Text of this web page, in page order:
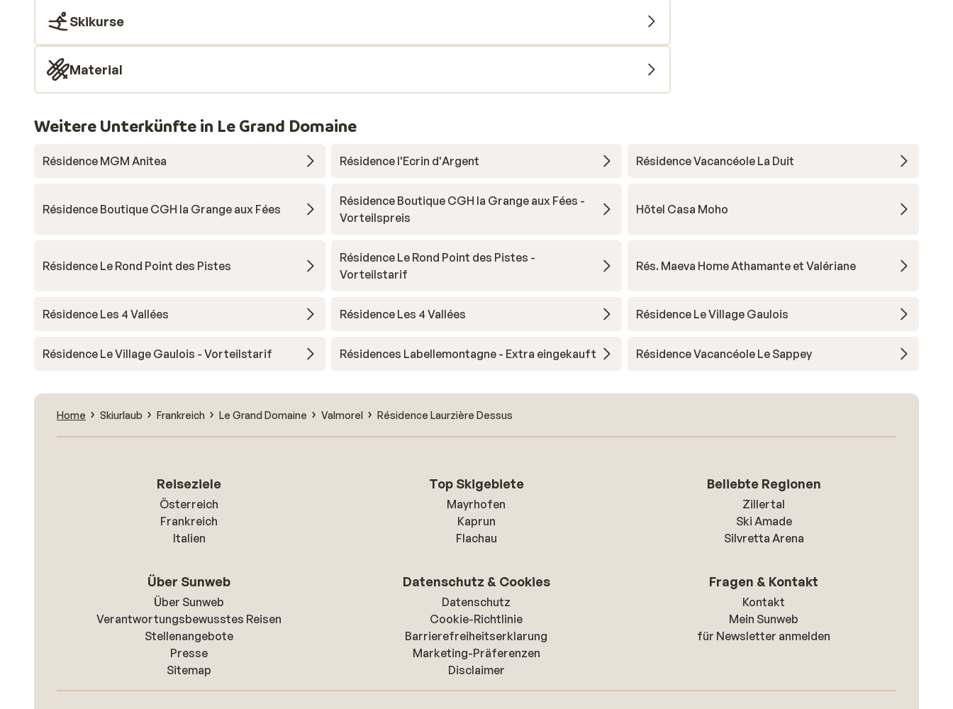
Skikurse
Material
Weitere Unterkünfte in Le Grand Domaine
Résidence MGM Anitea Résidence l'Ecrin d'Argent Résidence Vacancéole La Duit
Résidence Boutique CGH la Grange aux Fées
Résidence Boutique CGH la Grange aux Fées -
Vorteilspreis
Hôtel Casa Moho
Résidence Le Rond Point des Pistes
Résidence Le Rond Point des Pistes -
Vorteilstarif
Rés. Maeva Home Athamante et Valériane
Résidence Les 4 Vallées Résidence Les 4 Vallées Résidence Le Village Gaulois
Résidence Le Village Gaulois - Vorteilstarif Résidences Labellemontagne - Extra eingekauft Résidence Vacancéole Le Sappey
Home Skiurlaub Frankreich Le Grand Domaine Valmorel Résidence Laurzière Dessus
Reiseziele
Österreich
Frankreich
Italien
Top Skigebiete
Mayrhofen
Kaprun
Flachau
Beliebte Regionen
Zillertal
Ski Amade
Silvretta Arena
Über Sunweb
Über Sunweb
Verantwortungsbewusstes Reisen
Stellenangebote
Presse
Sitemap
Datenschutz & Cookies
Datenschutz
Cookie-Richtlinie
Barrierefreiheitserklarung
Marketing-Präferenzen
Disclaimer
Fragen & Kontakt
Kontakt
Mein Sunweb
für Newsletter anmelden